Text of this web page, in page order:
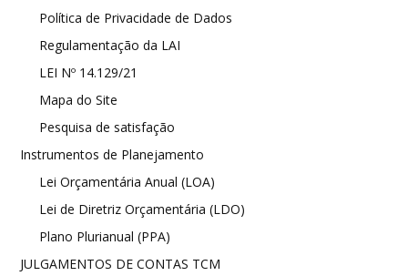
Política de Privacidade de Dados
Regulamentação da LAI
LEI Nº 14.129/21
Mapa do Site
Pesquisa de satisfação
Instrumentos de Planejamento
Lei Orçamentária Anual (LOA)
Lei de Diretriz Orçamentária (LDO)
Plano Plurianual (PPA)
JULGAMENTOS DE CONTAS TCM